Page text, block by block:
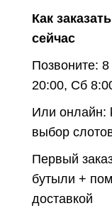
Как
сейчас
Позвоните: 8
20:00, Сб
Или онлайн:
выбор
Первый
бутыли +
доставкой